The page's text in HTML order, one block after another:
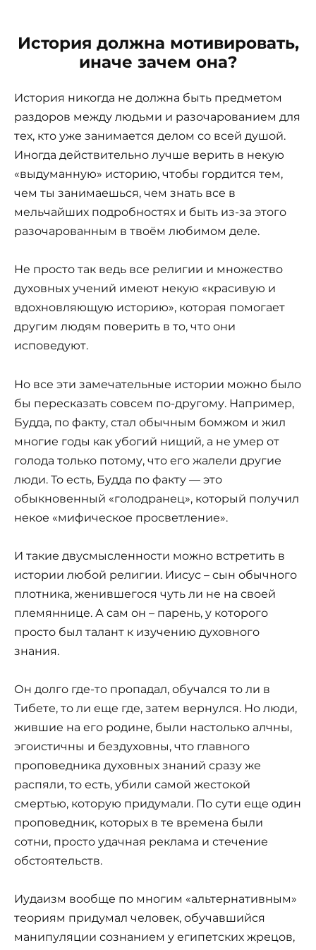
История должна мотивировать,
иначе зачем она?
История никогда не должна быть предметом
раздоров между людьми и разочарованием для
тех, кто уже занимается делом со всей душой.
Иногда действительно лучше верить в некую
«выдуманную» историю, чтобы гордится тем,
чем ты занимаешься, чем знать все в
мельчайших подробностях и быть из-за этого
разочарованным в твоём любимом деле.
Не просто так ведь все религии и множество
духовных учений имеют некую «красивую и
вдохновляющую историю», которая помогает
другим людям поверить в то, что они
исповедуют.
Но все эти замечательные истории можно было
бы пересказать совсем по-другому. Например,
Будда, по факту, стал обычным бомжом и жил
многие годы как убогий нищий, а не умер от
голода только потому, что его жалели другие
люди. То есть, Будда по факту — это
обыкновенный «голодранец», который получил
некое «мифическое просветление».
И такие двусмысленности можно встретить в
истории любой религии. Иисус – сын обычного
плотника, женившегося чуть ли не на своей
племяннице. А сам он – парень, у которого
просто был талант к изучению духовного
знания.
Он долго где-то пропадал, обучался то ли в
Тибете, то ли еще где, затем вернулся. Но люди,
жившие на его родине, были настолько алчны,
эгоистичны и бездуховны, что главного
проповедника духовных знаний сразу же
распяли, то есть, убили самой жестокой
смертью, которую придумали. По сути еще один
проповедник, которых в те времена были
сотни, просто удачная реклама и стечение
обстоятельств.
Иудаизм вообще по многим «альтернативным»
теориям придумал человек, обучавшийся
манипуляции сознанием у египетских жрецов,